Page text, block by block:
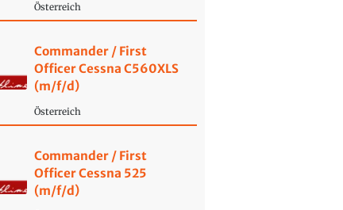
Österreich
Commander / First
Officer Cessna C560XLS
(m/f/d)
Österreich
Commander / First
Officer Cessna 525
(m/f/d)